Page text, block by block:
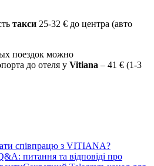
такси 25-32 € до центра (авто
поездок можно
до отеля у Vitiana – 41 € (1-3
співпрацю з VITIANA?
питання та відповіді про